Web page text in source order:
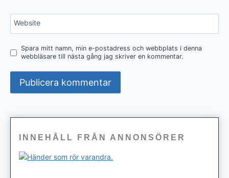
Website
Spara mitt namn, min e-postadress och webbplats i denna
webbläsare till nästa gång jag skriver en kommentar.
INNEHÅLL FRÅN ANNONSÖRER